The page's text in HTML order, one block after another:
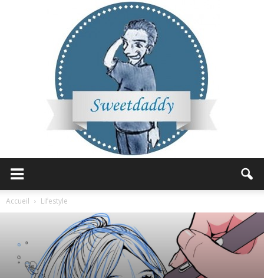
Accueil Lifestyle